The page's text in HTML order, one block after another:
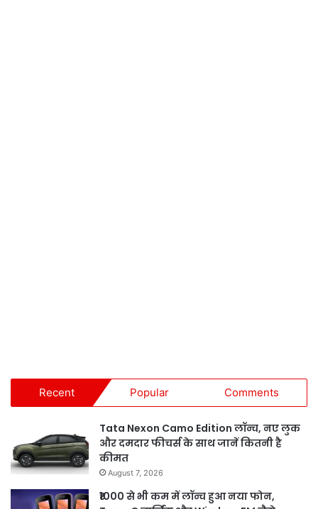
Recent Popular Comments
Tata Nexon Camo Edition लॉन्च, नए लुक
और दमदार फीचर्स के साथ जानें कितनी है
कीमत
August 7, 2026
₹1000 से भी कम में लॉन्च हुआ नया फोन,